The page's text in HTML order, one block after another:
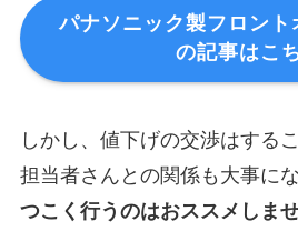
パナソニック製フロント
の記事はこ
しかし、値下げの交渉はする
担当者さんとの関係も大事に
つこく行うのはおススメしませ